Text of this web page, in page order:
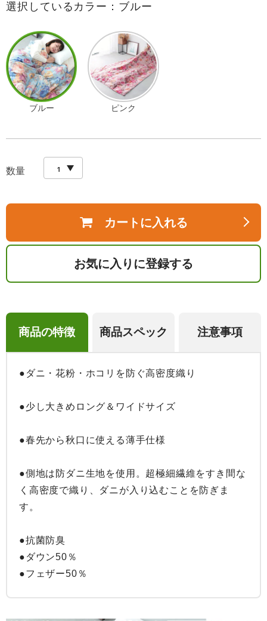
選択しているカラー：ブルー
ブルー ピンク
数量
カートに入れる
お気に入りに登録する
商品の特徴 商品スペック 注意事項
●ダニ・花粉・ホコリを防ぐ高密度織り
●少し大きめロング＆ワイドサイズ
●春先から秋口に使える薄手仕様
●側地は防ダニ生地を使用。超極細繊維をすき間な
く高密度で織り、ダニが入り込むことを防ぎま
す。
●抗菌防臭
●ダウン50％
●フェザー50％